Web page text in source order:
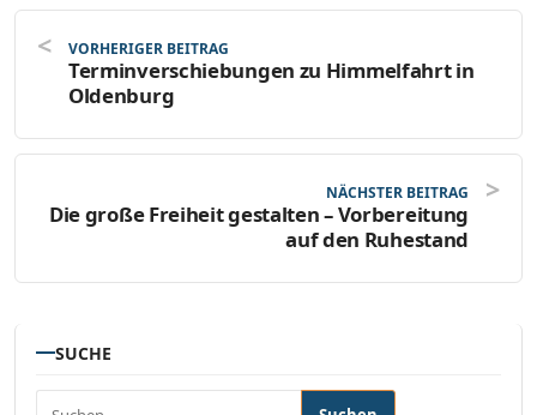
VORHERIGER BEITRAG
Terminverschiebungen zu Himmelfahrt in
Oldenburg
NÄCHSTER BEITRAG
Die große Freiheit gestalten – Vorbereitung
auf den Ruhestand
SUCHE